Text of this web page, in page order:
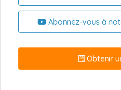
Abonnez-vous à
Obtenir